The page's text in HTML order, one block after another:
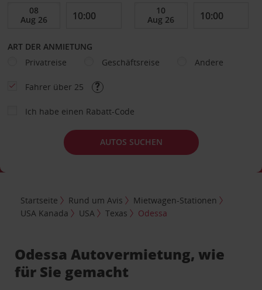
ART DER ANMIETUNG
Privatreise
Geschäftsreise Andere
Fahrer über 25
Ich habe einen Rabatt-Code
AUTOS SUCHEN
Startseite Rund um Avis
Mietwagen-Stationen
USA Kanada
USA Texas Odessa
Odessa Autovermietung, wie
für Sie gemacht